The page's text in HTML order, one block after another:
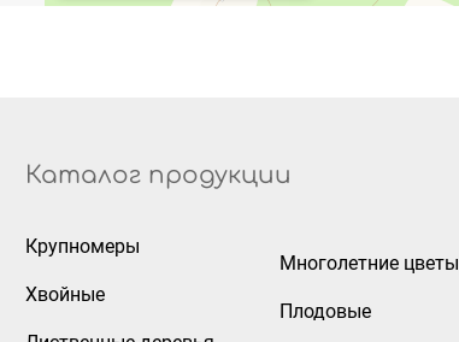
Каталог продукции
Крупномеры
Хвойные
Многолетние цветы
Плодовые